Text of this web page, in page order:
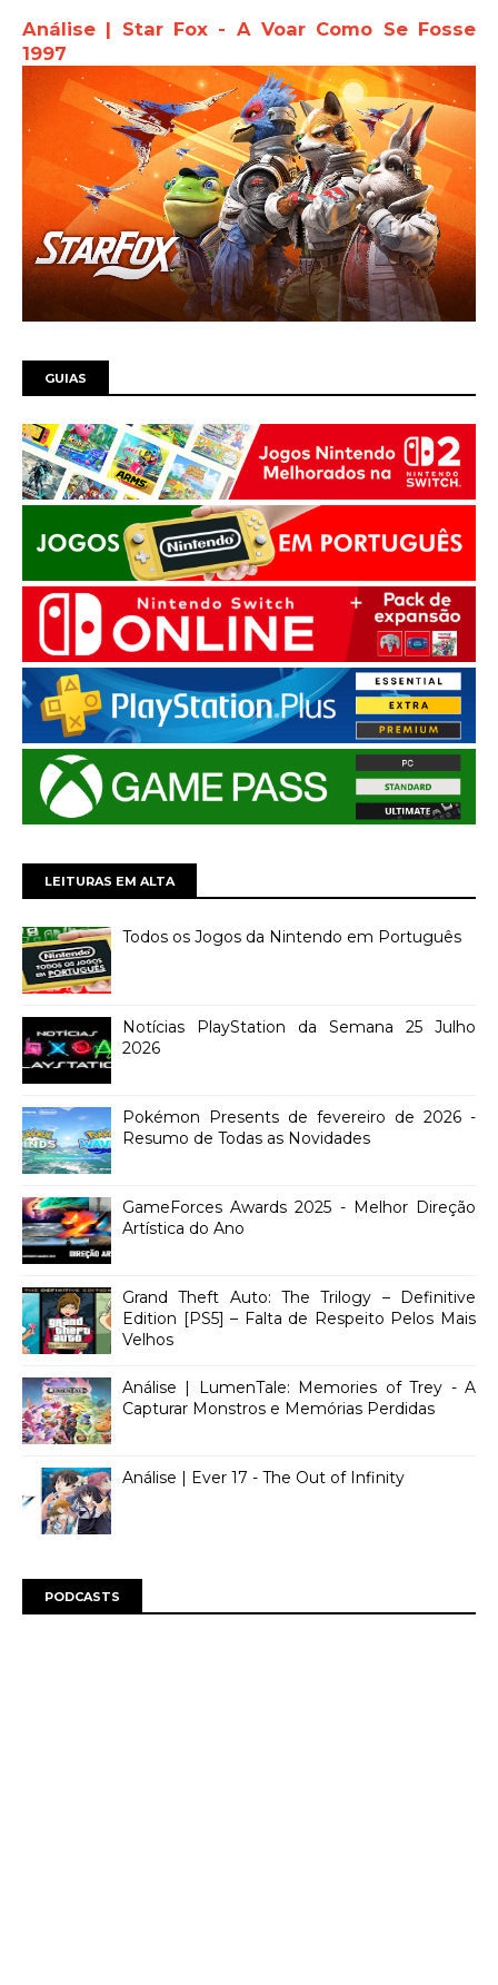
Análise | Star Fox - A Voar Como Se Fosse
1997
GUIAS
LEITURAS EM ALTA
Todos os Jogos da Nintendo em Português
Notícias PlayStation da Semana 25 Julho
2026
Pokémon Presents de fevereiro de 2026 -
Resumo de Todas as Novidades
GameForces Awards 2025 - Melhor Direção
Artística do Ano
Grand Theft Auto: The Trilogy – Definitive
Edition [PS5] – Falta de Respeito Pelos Mais
Velhos
Análise | LumenTale: Memories of Trey - A
Capturar Monstros e Memórias Perdidas
Análise | Ever 17 - The Out of Infinity
PODCASTS